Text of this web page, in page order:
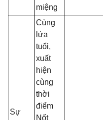
miệng
Sự
Cùng
lứa
tuổi,
xuất
hiện
cùng
thời
điểm
Nốt